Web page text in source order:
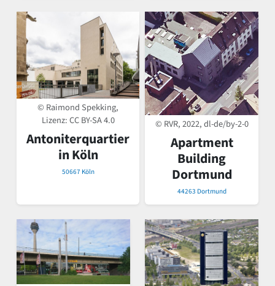
© Raimond Spekking,
Lizenz:CC BY-SA 4.0
Antoniterquartier
in Köln
50667 Köln
© RVR, 2022, dl-de/by-2-0
Apartment
Building
Dortmund
44263 Dortmund